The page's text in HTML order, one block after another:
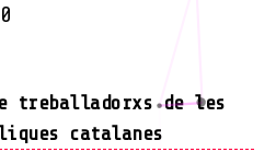
treballadorxs de les
catalanes